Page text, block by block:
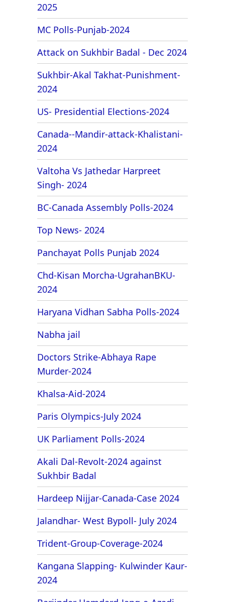
2025
MC Polls-Punjab-2024
Attack on Sukhbir Badal - Dec 2024
Sukhbir-Akal Takhat-Punishment-
2024
US- Presidential Elections-2024
Canada--Mandir-attack-Khalistani-
2024
Valtoha Vs Jathedar Harpreet
Singh- 2024
BC-Canada Assembly Polls-2024
Top News- 2024
Panchayat Polls Punjab 2024
Chd-Kisan Morcha-UgrahanBKU-
2024
Haryana Vidhan Sabha Polls-2024
Nabha jail
Doctors Strike-Abhaya Rape
Murder-2024
Khalsa-Aid-2024
Paris Olympics-July 2024
UK Parliament Polls-2024
Akali Dal-Revolt-2024 against
Sukhbir Badal
Hardeep Nijjar-Canada-Case 2024
Jalandhar- West Bypoll- July 2024
Trident-Group-Coverage-2024
Kangana Slapping- Kulwinder Kaur-
2024